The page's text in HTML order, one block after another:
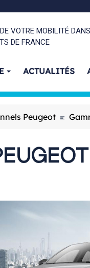
VOTRE MOBILITÉ DANS
DE FRANCE
ACTUALITÉS
Peugeot